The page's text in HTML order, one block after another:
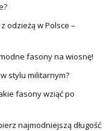
odzieżą w Polsce –
fasony na wiosnę!
stylu militarnym?
fasony wziąć po
najmodniejszą długość